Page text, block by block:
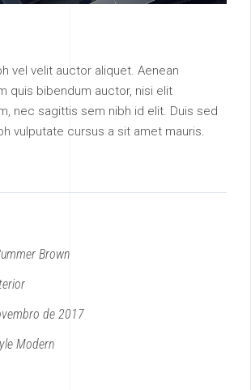
vel velit auctor aliquet. Aenean
quis bibendum auctor, nisi elit
nec sagittis sem nibh id elit. Duis sed
vulputate cursus a sit amet mauris.
Brown
de 2017
Modern